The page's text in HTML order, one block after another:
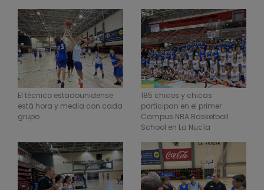
El técnico estadounidense
está hora y media con cada
grupo
185 chicos y chicas
participan en el primer
Campus NBA Basketball
School en La Nucía